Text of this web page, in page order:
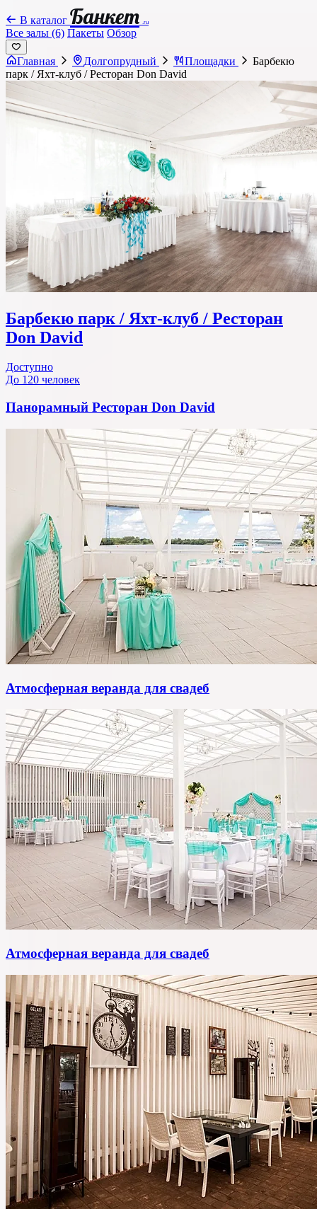
В каталог Банкет .ru
Все залы (6) Пакеты Обзор
Главная Долгопрудный Площадки
Барбекю
парк / Яхт-клуб / Ресторан Don David
Барбекю парк / Яхт-клуб / Ресторан
Don David
Доступно
До 120 человек
Панорамный Ресторан Don David
Атмосферная веранда для свадеб
Атмосферная веранда для свадеб